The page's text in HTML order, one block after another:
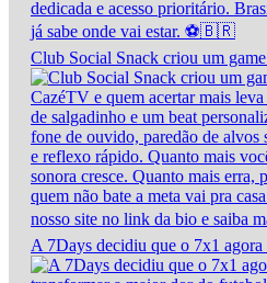
Club Social Snack criou um
A 7Days decidiu que o 7x1 agora